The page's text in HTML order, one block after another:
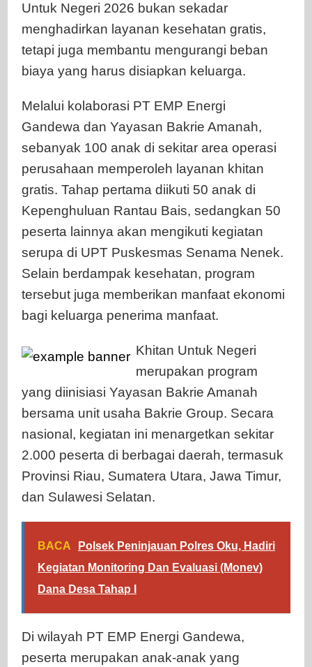
Warga
Untuk Negeri 2026 bukan sekadar
menghadirkan layanan kesehatan gratis,
tetapi juga membantu mengurangi beban
biaya yang harus disiapkan keluarga.
Melalui kolaborasi PT EMP Energi
Gandewa dan Yayasan Bakrie Amanah,
sebanyak 100 anak di sekitar area operasi
perusahaan memperoleh layanan khitan
gratis. Tahap pertama diikuti 50 anak di
Kepenghuluan Rantau Bais, sedangkan 50
peserta lainnya akan mengikuti kegiatan
serupa di UPT Puskesmas Senama Nenek.
Selain berdampak kesehatan, program
tersebut juga memberikan manfaat ekonomi
bagi keluarga penerima manfaat.
Khitan Untuk Negeri
merupakan program
yang diinisiasi Yayasan Bakrie Amanah
bersama unit usaha Bakrie Group. Secara
nasional, kegiatan ini menargetkan sekitar
2.000 peserta di berbagai daerah, termasuk
Provinsi Riau, Sumatera Utara, Jawa Timur,
dan Sulawesi Selatan.
BACA
Polsek Peninjauan Polres Oku, Hadiri
Kegiatan Monitoring Dan Evaluasi (Monev)
Dana Desa Tahap I
Di wilayah PT EMP Energi Gandewa,
peserta merupakan anak-anak yang